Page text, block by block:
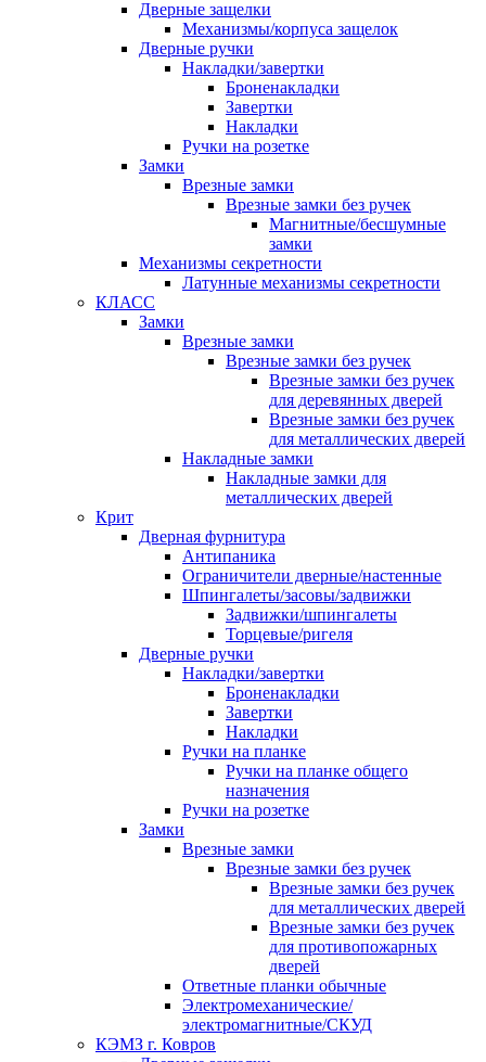
Дверные защелки
Механизмы/корпуса защелок
Дверные ручки
Накладки/завертки
Броненакладки
Завертки
Накладки
Ручки на розетке
Замки
Врезные замки
Врезные замки без ручек
Магнитные/бесшумные
замки
Механизмы секретности
Латунные механизмы секретности
КЛАСС
Замки
Врезные замки
Врезные замки без ручек
Врезные замки без ручек
для деревянных дверей
Врезные замки без ручек
для металлических дверей
Накладные замки
Накладные замки для
металлических дверей
Крит
Дверная фурнитура
Антипаника
Ограничители дверные/настенные
Шпингалеты/засовы/задвижки
Задвижки/шпингалеты
Торцевые/ригеля
Дверные ручки
Накладки/завертки
Броненакладки
Завертки
Накладки
Ручки на планке
Ручки на планке общего
назначения
Ручки на розетке
Замки
Врезные замки
Врезные замки без ручек
Врезные замки без ручек
для металлических дверей
Врезные замки без ручек
для противопожарных
дверей
Ответные планки обычные
Электромеханические/
электромагнитные/СКУД
КЭМЗ г. Ковров